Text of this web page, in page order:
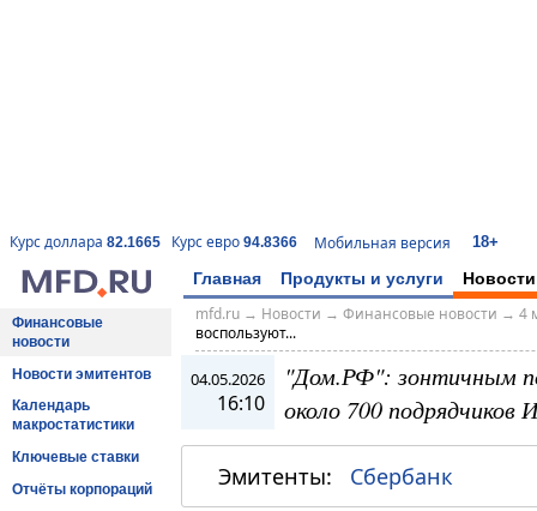
Курс доллара 82.1665 Курс евро 94.8366 Мобильная версия 18+
Главная Продукты и услуги Новости
Финансовые
новости
Новости эмитентов
Календарь
макростатистики
Ключевые ставки
Отчёты корпораций
mfd.ru→ Новости → Финансовые новости → 4
воспользуют...
04.05.2026
16:10
"Дом.РФ": зонтичным
около 700
Эмитенты: Сбербанк